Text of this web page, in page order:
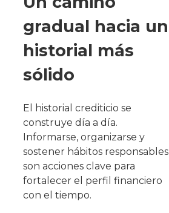
gradual hacia un
historial más
sólido
El historial crediticio se
construye día a día.
Informarse, organizarse y
sostener hábitos responsables
son acciones clave para
fortalecer el perfil financiero
con el tiempo.